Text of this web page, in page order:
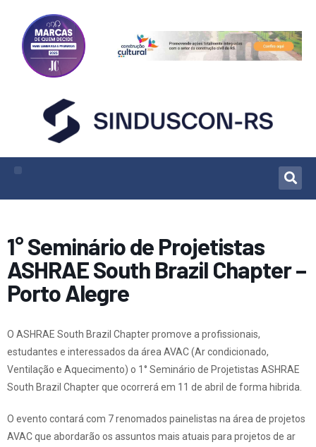
1° Seminário de Projetistas
ASHRAE South Brazil Chapter –
Porto Alegre
O ASHRAE South Brazil Chapter promove a profissionais,
estudantes e interessados da área AVAC (Ar condicionado,
Ventilação e Aquecimento) o 1° Seminário de Projetistas ASHRAE
South Brazil Chapter que ocorrerá em 11 de abril de forma hibrida.
O evento contará com 7 renomados painelistas na área de projetos
AVAC que abordarão os assuntos mais atuais para projetos de ar